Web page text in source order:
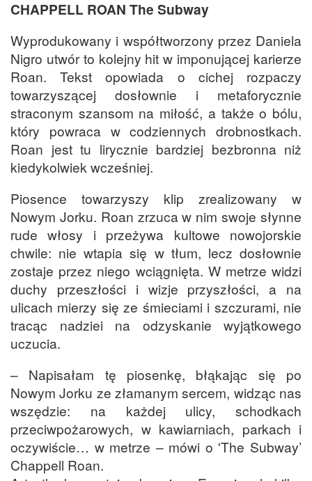
CHAPPELL ROAN The Subway
Wyprodukowany i współtworzony przez Daniela
Nigro utwór to kolejny hit w imponującej karierze
Roan. Tekst opowiada o cichej rozpaczy
towarzyszącej dosłownie i metaforycznie
straconym szansom na miłość, a także o bólu,
który powraca w codziennych drobnostkach.
Roan jest tu lirycznie bardziej bezbronna niż
kiedykolwiek wcześniej.
Piosence towarzyszy klip zrealizowany w
Nowym Jorku. Roan zrzuca w nim swoje słynne
rude włosy i przeżywa kultowe nowojorskie
chwile: nie wtapia się w tłum, lecz dosłownie
zostaje przez niego wciągnięta. W metrze widzi
duchy przeszłości i wizje przyszłości, a na
ulicach mierzy się ze śmieciami i szczurami, nie
tracąc nadziei na odzyskanie wyjątkowego
uczucia.
– Napisałam tę piosenkę, błąkając się po
Nowym Jorku ze złamanym sercem, widząc nas
wszędzie: na każdej ulicy, schodkach
przeciwpożarowych, w kawiarniach, parkach i
oczywiście… w metrze – mówi o 'The Subway’
Chappell Roan.